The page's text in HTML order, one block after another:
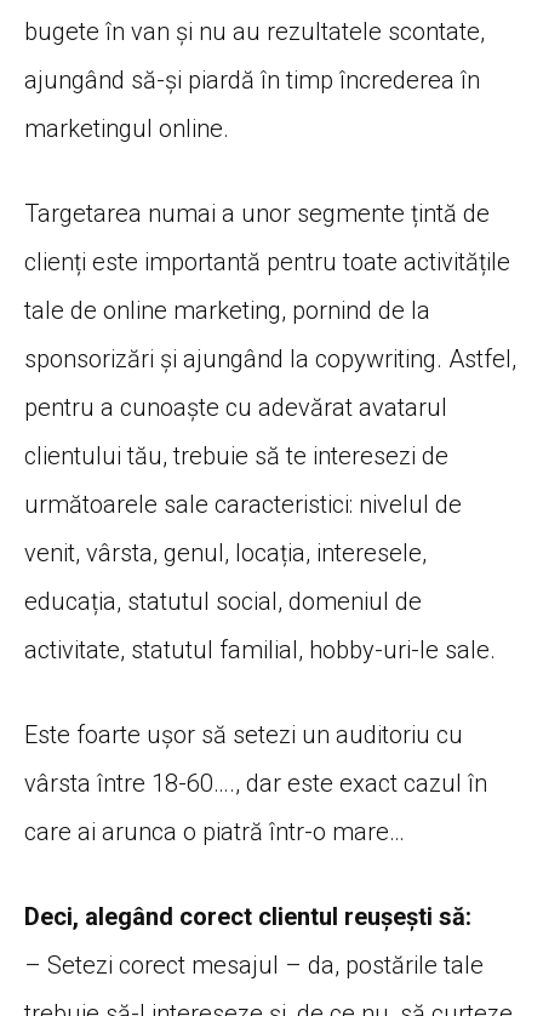
bugete în van și nu au rezultatele scontate,
ajungând să-și piardă în timp încrederea în
marketingul online.
Targetarea numai a unor segmente țintă de
clienți este importantă pentru toate activitățile
tale de online marketing, pornind de la
sponsorizări și ajungând la copywriting. Astfel,
pentru a cunoaște cu adevărat avatarul
clientului tău, trebuie să te interesezi de
următoarele sale caracteristici: nivelul de
venit, vârsta, genul, locația, interesele,
educația, statutul social, domeniul de
activitate, statutul familial, hobby-uri-le sale.
Este foarte ușor să setezi un auditoriu cu
vârsta între 18-60…., dar este exact cazul în
care ai arunca o piatră într-o mare…
Deci, alegând corect clientul reușești să:
– Setezi corect mesajul – da, postările tale